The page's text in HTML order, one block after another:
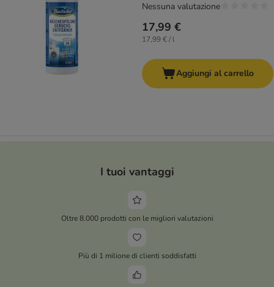
17,99 €
17,99 € / l
Nessuna valutazione
Aggiungi al carrello
I tuoi vantaggi
Oltre 8.000 prodotti con le migliori valutazioni
Più di 1 milione di clienti soddisfatti